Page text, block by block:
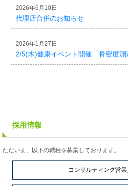
2026年6月10日
代理店合併のお知らせ
2026年1月27日
2/5(木)健康イベント開催「骨密度
採用情報
ただいま、以下の職種を募集しております。
コンサルティング営